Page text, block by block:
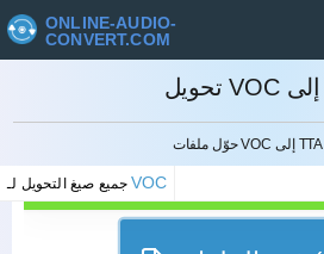
ONLINE-AUDIO-
CONVERT.COM
جميع صيغ التحويل لـVOC
إلغاء